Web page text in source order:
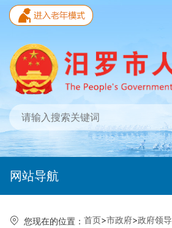
网站导航
您现在的位置： 首页>市政府>政府领导